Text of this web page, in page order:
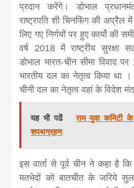
प्रदान करेंगे। डोभाल
राष्ट्रपति शी चिनफिंग की अप्रैल
लिए गए निर्णयों पर हुए कार्यो की
वर्ष 2018 में राष्‍ट्रीय सुरक्षा
डोभाल भारत-चीन सीमा विवाद
भारतीय दल का नेतृत्व किया था ।
चीनी दल का नेतृत्व वहां के विदेश
यह भी पढें
राम युवा कमिटी
शपथग्रहण
इस वार्ता से पूर्व चीन ने कहा है
मतभेदों को बातचीत के जरिये